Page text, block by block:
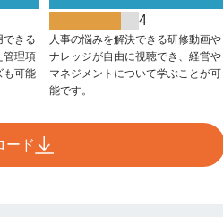
できる
管理項
も可能
4
人事の悩みを解決できる研修動画や
ナレッジが自由に視聴でき、経営や
マネジメントについて学ぶことが可
能です。
ード